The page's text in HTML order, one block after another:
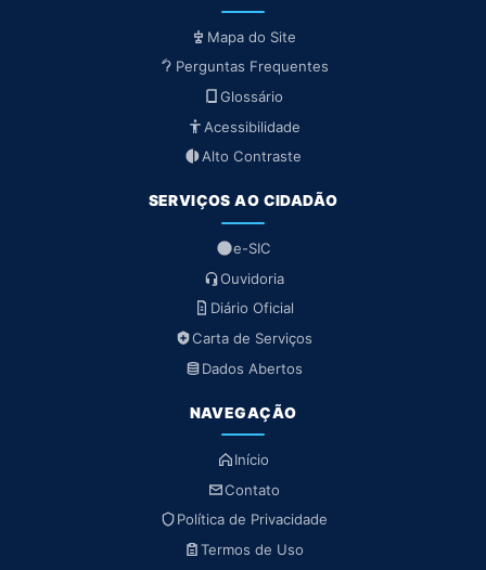
Mapa do Site
Perguntas Frequentes
Glossário
Acessibilidade
Alto Contraste
SERVIÇOS AO CIDADÃO
e-SIC
Ouvidoria
Diário Oficial
Carta de Serviços
Dados Abertos
NAVEGAÇÃO
Início
Contato
Política de Privacidade
Termos de Uso